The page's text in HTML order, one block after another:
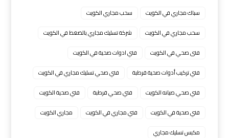
سباك مجاري في الكويت
سحب مجاري الكويت
سحب مجاري في الكويت
شركة تسليك مجاري بالضغط في الكويت
فنى صحي في الكويت
فني ادوات صحية في الكويت
فني تركيب أدوات صحية قرطبة
فني صحي تسليك مجاري في الكويت
فني صحي صيانه الكويت
فني صحي قرطبة
فني صحية الكويت
فني صحية في الكويت
فني مجاري في الكويت
مجاري الكويت
مكبس تسليك مجاري